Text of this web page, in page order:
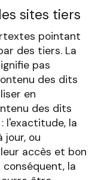
sites tiers
pointant
des tiers. La
pas
des dits
en
des dits
l'exactitude, la
jour, ou
accès et bon
la